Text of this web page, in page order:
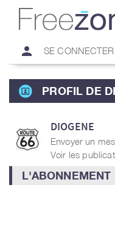
person SE
PROFIL DE
DIOGENE
Envoyer un
Voir les
L'ABONNEMENT